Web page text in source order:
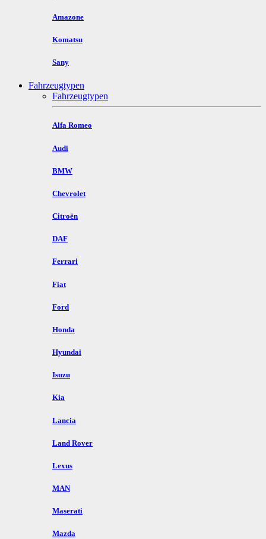
Amazone
Komatsu
Sany
Fahrzeugtypen
Fahrzeugtypen
Alfa Romeo
Audi
BMW
Chevrolet
Citroën
DAF
Ferrari
Fiat
Ford
Honda
Hyundai
Isuzu
Kia
Lancia
Land Rover
Lexus
MAN
Maserati
Mazda